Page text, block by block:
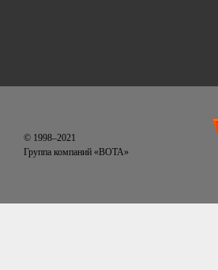
© 1998–2021
Группа компаний «ВОТА»